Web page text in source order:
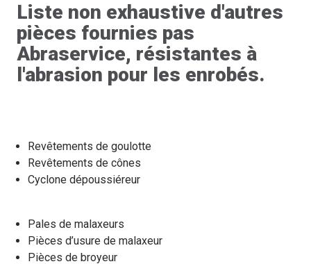
Liste non exhaustive d'autres
pièces fournies pas
Abraservice, résistantes à
l'abrasion pour les enrobés.
Revêtements de goulotte
Revêtements de cônes
Cyclone dépoussiéreur
Pales de malaxeurs
Pièces d’usure de malaxeur
Pièces de broyeur